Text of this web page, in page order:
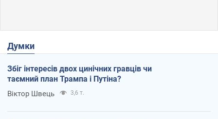
Думки
Збіг інтересів двох цинічних гравців чи
таємний план Трампа і Путіна?
Віктор Швець 3,6 т.